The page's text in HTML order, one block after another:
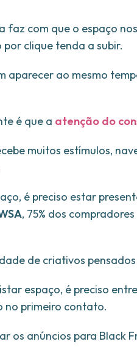
faz com que o espaço
clique tenda a subir.
aparecer ao mesmo
é que a atenção do
muitos estímulos,
é preciso estar
, 75% dos
de criativos
espaço, é preciso
no primeiro contato.
os anúncios para Black